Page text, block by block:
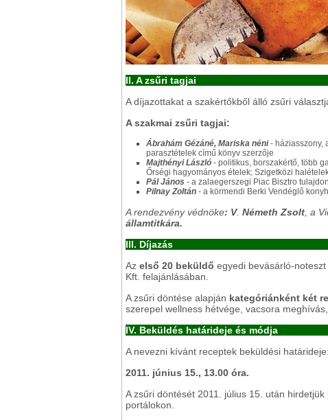
II. A zsűri tagjai
A díjazottakat a szakértőkből álló zsűri
A szakmai zsűri tagjai:
Ábrahám Gézáné, Mariska néni- háziasszony,
parasztételek című könyv szerzője
Majthényi László - politikus, borszakértő, több
Őrségi hagyományos ételek; Szigetközi
Pál János - a zalaegerszegi Piac Bisztro
Pilnay Zoltán - a körmendi Berki Vendéglő
A rendezvény védnöke: V. Németh Zsolt , a
államtitkára.
III. Díjazás
Az első 20 beküldő egyedi bevásárló-
Kft. felajánlásában.
A zsűri döntése alapján kategóriánként két
szerepel wellness hétvége, vacsora
IV. Beküldés határideje és módja
A nevezni kívánt receptek beküldési határideje:
2011. június 15., 13.00 óra.
A zsűri döntését 2011. július 15. után hirdetjük
portálokon.